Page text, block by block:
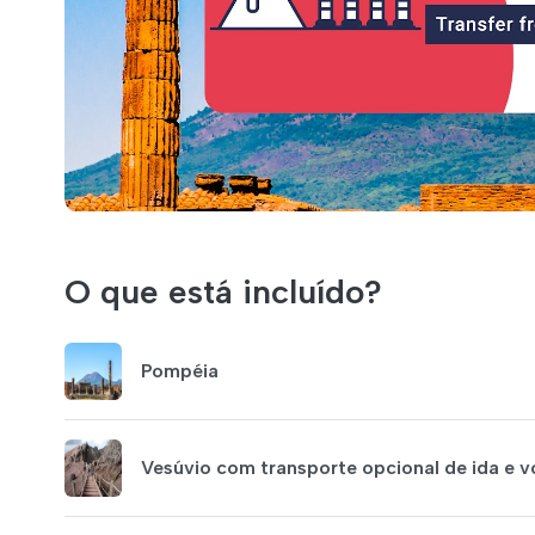
O que está incluído?
Pompéia
Vesúvio com transporte opcional de ida e